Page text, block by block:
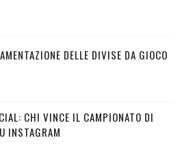
DELLE DIVISE DA GIOCO
CHI VINCE IL CAMPIONATO DI
INSTAGRAM